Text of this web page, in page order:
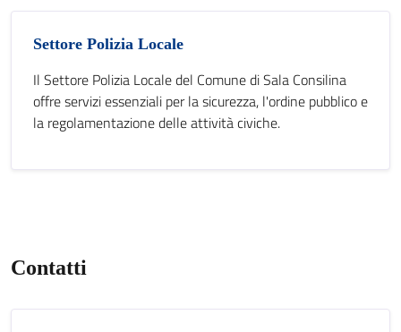
Settore Polizia Locale
Il Settore Polizia Locale del Comune di Sala Consilina
offre servizi essenziali per la sicurezza, l'ordine pubblico e
la regolamentazione delle attività civiche.
Contatti